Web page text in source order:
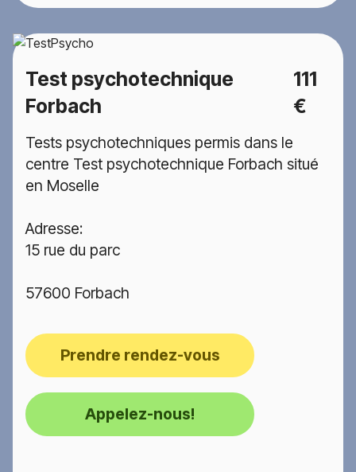
Test psychotechnique
Forbach
111
€
Tests psychotechniques permis dans le
centre Test psychotechnique Forbach situé
en Moselle
Adresse:
15 rue du parc
57600 Forbach
Prendre rendez-vous
Appelez-nous!